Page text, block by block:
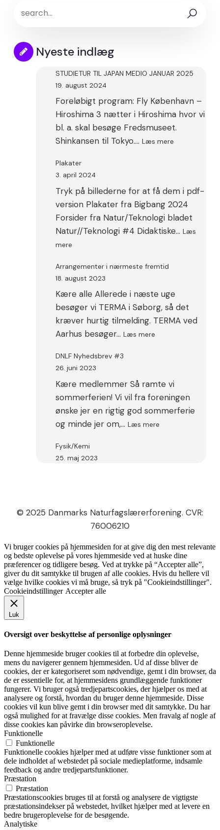
Nyeste indlæg
STUDIETUR TIL JAPAN MEDIO JANUAR 2025
19. august 2024
Foreløbigt program: Fly København –
Hiroshima 3 nætter i Hiroshima hvor vi
bl. a. skal besøge Fredsmuseet.
Shinkansen til Tokyo.… Læs mere
JANUAR
2025
Plakater
3. april 2024
Tryk på billederne for at få dem i pdf-
version Plakater fra Bigbang 2024
Forsider fra Natur/Teknologi bladet
Natur//Teknologi #4 Didaktiske… Læs
mere
Arrangementer i nærmeste fremtid
18. august 2023
Kære alle Allerede i næste uge
besøger vi TERMA i Søborg, så det
kræver hurtig tilmelding. TERMA ved
Aarhus besøger… Læs mere
DNLF Nyhedsbrev #3
26. juni 2023
Kære medlemmer Så ramte vi
sommerferien! Vi vil fra foreningen
ønske jer en rigtig god sommerferie
og minde jer om,… Læs mere
Fysik/Kemi
25. maj 2023
© 2025 Danmarks Naturfagslærerforening. CVR:
76006210
Vi bruger cookies på hjemmesiden for at give dig den mest relevante
og bedste oplevelse på vores hjemmeside ved at huske dine
præferencer og tidligere besøg. Ved at trykke på “Accepter alle”,
giver du dit samtykke til brugen af alle cookies. Hvis du hellere vil
vælge hvilke cookies vi må bruge, så tryk på "Cookieindstillinger".
Cookieindstillinger Accepter alle
Luk
Oversigt over beskyttelse af personlige oplysninger
Denne hjemmeside bruger cookies til at forbedre din oplevelse,
mens du navigerer gennem hjemmesiden. Ud af disse bliver de
cookies, der er kategoriseret som nødvendige, gemt i din browser, da
de er essentielle for, at hjemmesidens grundlæggende funktioner
fungerer. Vi bruger også tredjepartscookies, der hjælper os med at
analysere og forstå, hvordan du bruger denne hjemmeside. Disse
cookies vil kun blive gemt i din browser med dit samtykke. Du har
også mulighed for at fravælge disse cookies. Men fravalg af nogle af
disse cookies kan påvirke din browseroplevelse.
Funktionelle
Funktionelle
Funktionelle cookies hjælper med at udføre visse funktioner som at
dele indholdet af webstedet på sociale medieplatforme, indsamle
feedback og andre tredjepartsfunktioner.
Præstation
Præstation
Præstationscookies bruges til at forstå og analysere de vigtigste
præstationsindekser på webstedet, hvilket hjælper med at levere en
bedre brugeroplevelse for de besøgende.
Analytiske